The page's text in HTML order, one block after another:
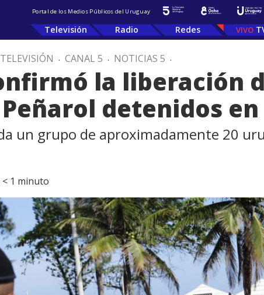
Portal de los Medios Públicos del Uruguay
Televisión Radio Redes
TELEVISIÓN . CANAL 5 . NOTICIAS 5 .
la liberación
detenidos en
un grupo de aproximadamente 20
< 1 minuto